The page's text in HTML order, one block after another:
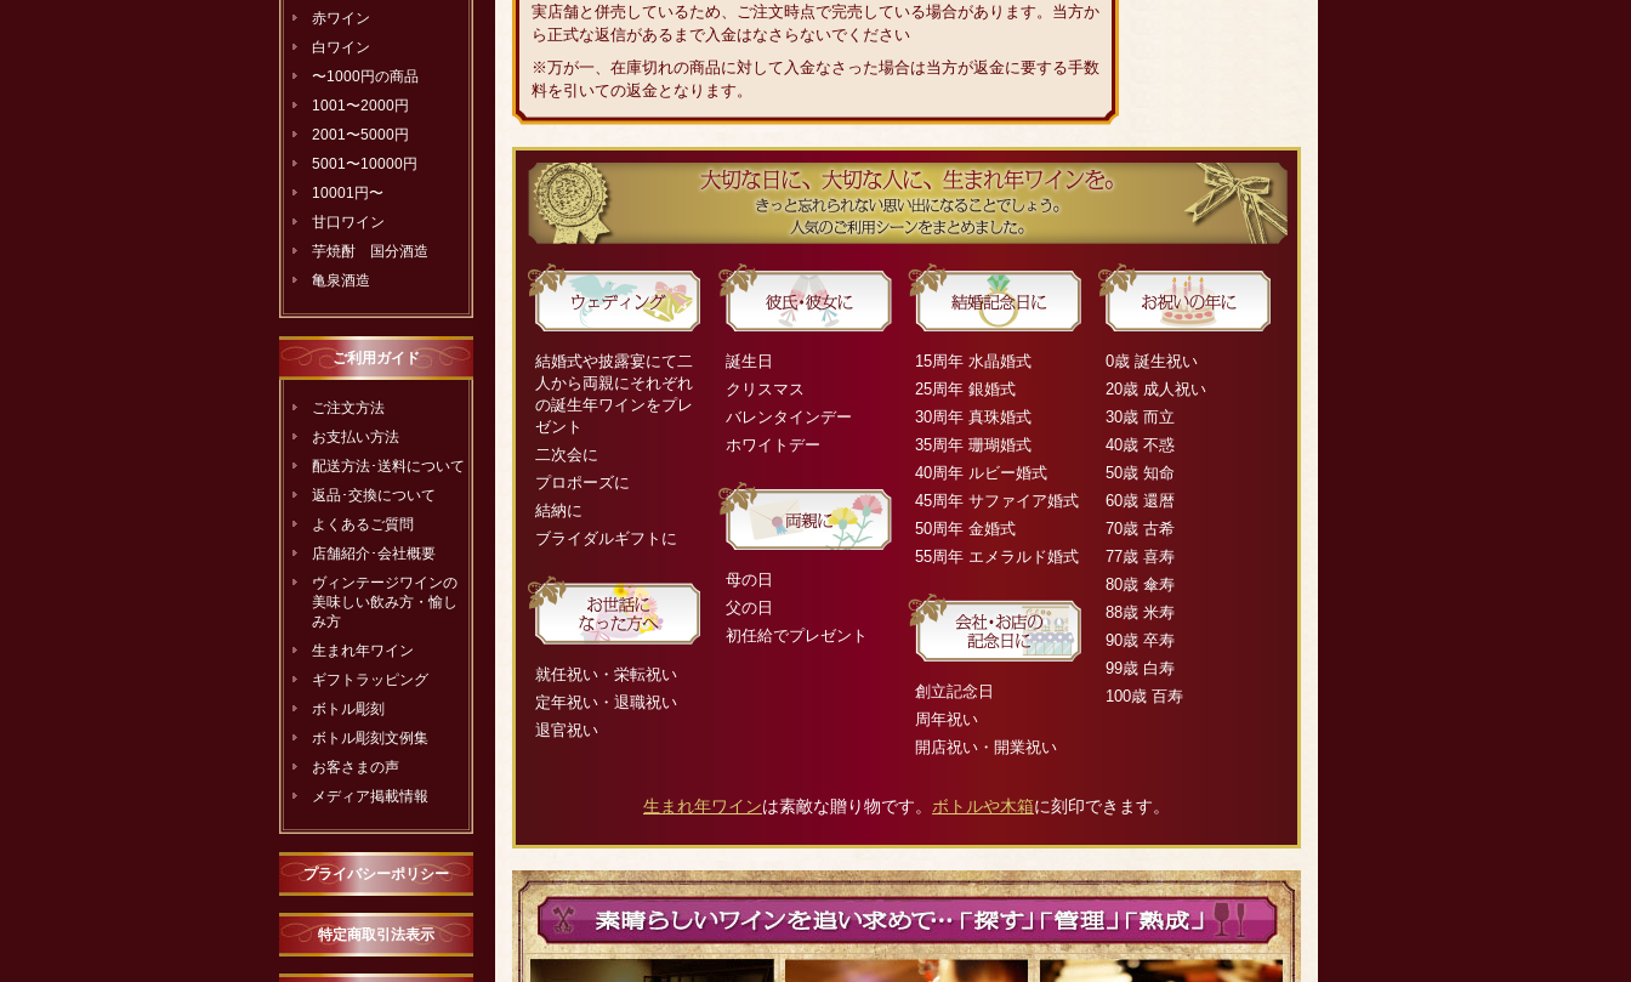
赤ワイン
白ワイン
〜1000円の商品
1001〜2000円
2001〜5000円
5001〜10000円
10001円〜
甘口ワイン
芋焼酎 国分酒造
亀泉酒造
ご利用ガイド
ご注文方法
お支払い方法
配送方法･送料について
返品･交換について
よくあるご質問
店舗紹介･会社概要
ヴィンテージワインの
美味しい飲み方・愉し
み方
生まれ年ワイン
ギフトラッピング
ボトル彫刻
ボトル彫刻文例集
お客さまの声
メディア掲載情報
プライバシーポリシー
特定商取引法表示
実店舗と併売しているため、ご注文時点で完売している場合があります。当方か
ら正式な返信があるまで入金はなさらないでください
※万が一、在庫切れの商品に対して入金なさった場合は当方が返金に要する手数
料を引いての返金となります。
結婚式や披露宴にて二
人から両親にそれぞれ
の誕生年ワインをプレ
ゼント
二次会に
プロポーズに
結納に
ブライダルギフトに
就任祝い・栄転祝い
定年祝い・退職祝い
退官祝い
誕生日
クリスマス
バレンタインデー
ホワイトデー
母の日
父の日
初任給でプレゼント
15周年 水晶婚式
25周年 銀婚式
30周年 真珠婚式
35周年 珊瑚婚式
40周年 ルビー婚式
45周年 サファイア婚式
50周年 金婚式
55周年 エメラルド婚式
創立記念日
周年祝い
開店祝い・開業祝い
0歳 誕生祝い
20歳 成人祝い
30歳 而立
40歳 不惑
50歳 知命
60歳 還暦
70歳 古希
77歳 喜寿
80歳 傘寿
88歳 米寿
90歳 卒寿
99歳 白寿
100歳 百寿
生まれ年ワインは素敵な贈り物です。 ボトルや木箱に刻印できます。